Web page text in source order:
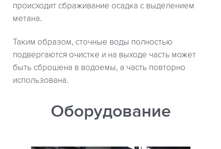
происходит сбраживание осадка с выделением
метана.
Таким образом, сточные воды полностью
подвергаются очистке и на выходе часть может
быть сброшена в водоемы, а часть повторно
использована.
Оборудование